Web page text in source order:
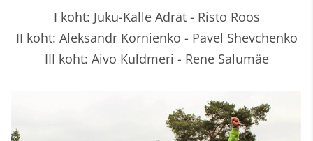
I koht: Juku-Kalle Adrat - Risto Roos
II koht: Aleksandr Kornienko - Pavel Shevchenko
III koht: Aivo Kuldmeri - Rene Salumäe